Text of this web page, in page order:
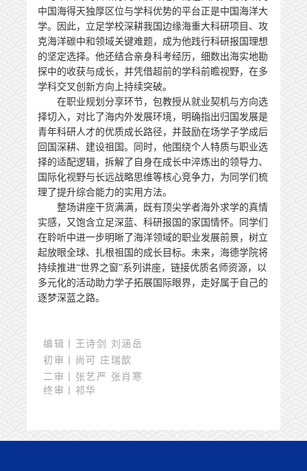
中国海得天独厚区位与学科优势的平台正是中国海洋大
学。因此，立足学校深耕我国边缘海重大科研项目、攻
克海洋碳中和领域关键难题，成为他践行科研报国理想
的坚定选择。他还结合亲身科考经历，细数出海实地勘
探中的收获与成长，并凭借超前的学科前瞻视野，在多
学科交叉创新方向上持续突破。
在职业规划分享环节，包教授从就业契机与方向选
择切入，对比了海内外发展环境，明确指出归国发展是
青年科研人才的优质成长路径，并鼓励在场学子学成后
回国深耕、建设祖国。同时，他围绕个人特质与职业选
择的适配逻辑，拆解了自身在成长中淬炼出的领导力、
国际化视野与长远战略思维等核心竞争力，为同学们梳
理了提升综合能力的实用方法。
整场讲座干货满满，既有顶尖学者海外求学的真情
实感，又饱含立足深蓝、科研报国的家国情怀。同学们
在聆听中进一步明晰了海洋领域的职业发展前景，树立
起放眼全球、扎根祖国的成长目标。未来，海德学院将
持续推进“世界之窗”系列讲座，链接优质名师资源，以
多元化的活动助力学子拓展国际眼界，走好属于自己的
逐梦深蓝之路。
编辑丨王诗剑 刘涵岳
初审丨尚可 庄瑞歆
二审丨张艺严 张肖寒
终审丨祁华